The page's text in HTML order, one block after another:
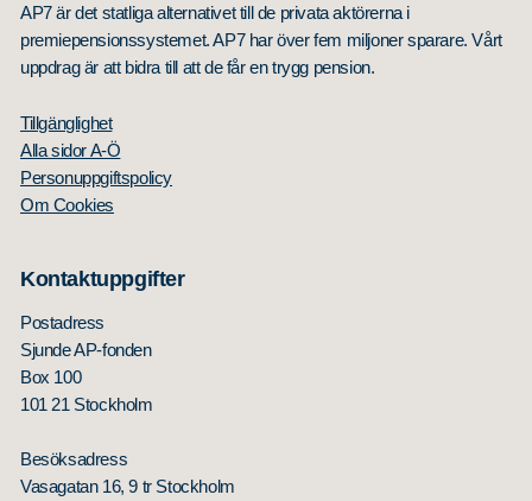
AP7 är det statliga alternativet till de privata aktörerna i
premiepensionssystemet. AP7 har över fem miljoner sparare. Vårt
uppdrag är att bidra till att de får en trygg pension.
Tillgänglighet
Alla sidor A-Ö
Personuppgiftspolicy
Om Cookies
Kontaktuppgifter
Postadress
Sjunde AP-fonden
Box 100
101 21 Stockholm
Besöksadress
Vasagatan 16, 9 tr Stockholm